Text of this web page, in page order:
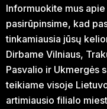
Informuokite mus
pasirūpinsime, kad
tinkamiausia jūsų
Dirbame Vilniaus,
Pasvalio ir Ukmergės
teikiame visoje
artimiausio filialo